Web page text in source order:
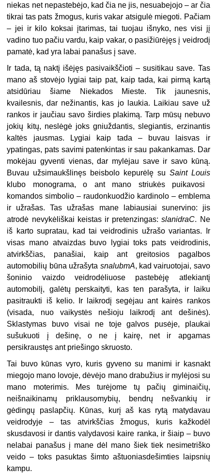
niekas net nepastebėjo, kad čia ne jis, nesuabejojo – ar čia
tikrai tas pats žmogus, kuris vakar atsigulė miegoti. Pačiam
– jei ir kilo koksai įtarimas, tai tuojau išnyko, nes visi jį
vadino tuo pačiu vardu, kaip vakar, o pasižiūrėjęs į veidrodį
pamatė, kad yra labai panašus į save.
Ir tada, tą naktį išėjęs pasivaikščioti – susitikau save. Tas
mano aš stovėjo lygiai taip pat, kaip tada, kai pirmą kartą
atsidūriau šiame Niekados Mieste. Tik jaunesnis,
kvailesnis, dar nežinantis, kas jo laukia. Laikiau save už
rankos ir jaučiau savo širdies plakimą. Tarp mūsų nebuvo
jokių kitų, neslėgė joks gniuždantis, slegiantis, erzinantis
kaltės jausmas. Lygiai kaip tada – buvau laisvas ir
ypatingas, pats savimi patenkintas ir sau pakankamas. Dar
mokėjau gyventi vienas, dar mylėjau save ir savo kūną.
Buvau užsimaukšlinęs beisbolo kepurėlę su Saint Louis
klubo monograma, o ant mano striukės puikavosi
komandos simbolio – raudonkuodžio kardinolo – emblema
ir užrašas. Tas užrašas mane labiausiai sunervino: jis
atrodė nevykėliškai keistas ir pretenzingas:slanidraC. Ne
iš karto supratau, kad tai veidrodinis užrašo variantas. Ir
visas mano atvaizdas buvo lygiai toks pats veidrodinis,
atvirkščias, panašiai, kaip ant greitosios pagalbos
automobilių būna užrašyta snalubmA, kad vairuotojai, savo
šoninio vaizdo veidrodėliuose pastebėję atlekiantį
automobilį, galėtų perskaityti, kas ten parašyta, ir laiku
pasitraukti iš kelio. Ir laikrodį segėjau ant kairės rankos
(visada, nuo vaikystės nešioju laikrodį ant dešinės).
Sklastymas buvo visai ne toje galvos pusėje, plaukai
sušukuoti į dešinę, o ne į kairę, net ir apgamas
persikraustęs ant priešingo skruosto.
Tai buvo kūnas vyro, kuris gyveno su manimi ir kasnakt
miegojo mano lovoje, dėvėjo mano drabužius ir mylėjosi su
mano moterimis. Mes turėjome tų pačių giminaičių,
neišnaikinamų priklausomybių, bendrų nešvankių ir
gėdingų paslapčių. Kūnas, kurį aš kas rytą matydavau
veidrodyje – tas atvirkščias žmogus, kuris kažkodėl
skusdavosi ir dantis valydavosi kaire ranka, ir šiaip – buvo
nelabai panašus į mane dėl mano šiek tiek nesimetriško
veido – toks pasuktas šimto aštuoniasdešimties laipsnių
kampu.